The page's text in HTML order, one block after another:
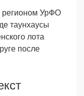
регионом УрФО
таунхаусы
лота
после